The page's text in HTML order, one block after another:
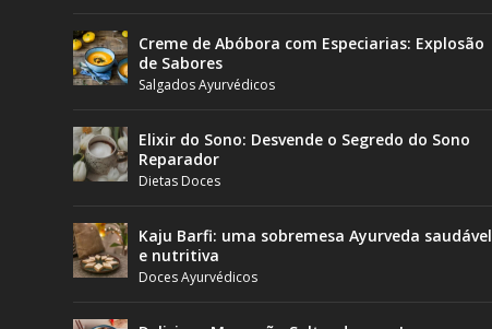
Creme de Abóbora com Especiarias: Explosão
de Sabores
Salgados Ayurvédicos
Elixir do Sono: Desvende o Segredo do Sono
Reparador
Dietas Doces
Kaju Barfi: uma sobremesa Ayurveda saudável
e nutritiva
Doces Ayurvédicos